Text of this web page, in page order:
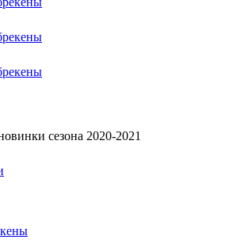
сезона 2020-2021